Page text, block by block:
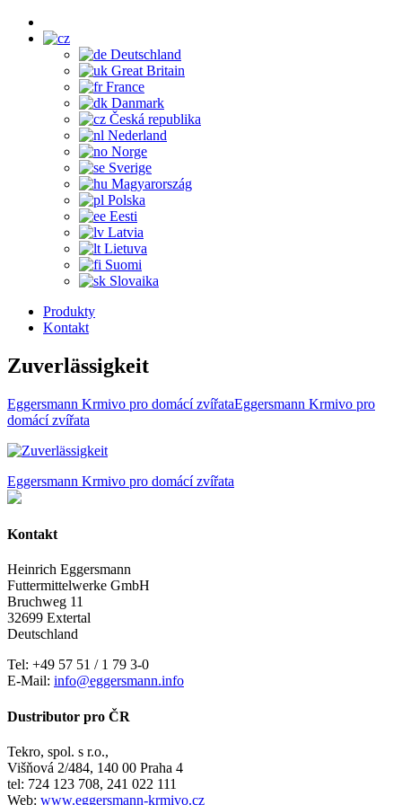
Deutschland
Great Britain
France
Danmark
Česká republika
Nederland
Norge
Sverige
Magyarország
Polska
Eesti
Latvia
Lietuva
Suomi
Slovaika
Produkty
Kontakt
Zuverlässigkeit
Eggersmann Krmivo pro domácí zvířataEggersmann Krmivo pro
domácí zvířata
Eggersmann Krmivo pro domácí zvířata
Kontakt
Heinrich Eggersmann
Futtermittelwerke GmbH
Bruchweg 11
32699 Extertal
Deutschland
Tel: +49 57 51 / 1 79 3-0
E-Mail: info@eggersmann.info
Dustributor pro ČR
Tekro, spol. s r.o.,
Višňová 2/484, 140 00 Praha 4
tel: 724 123 708, 241 022 111
Web: www.eggersmann-krmivo.cz